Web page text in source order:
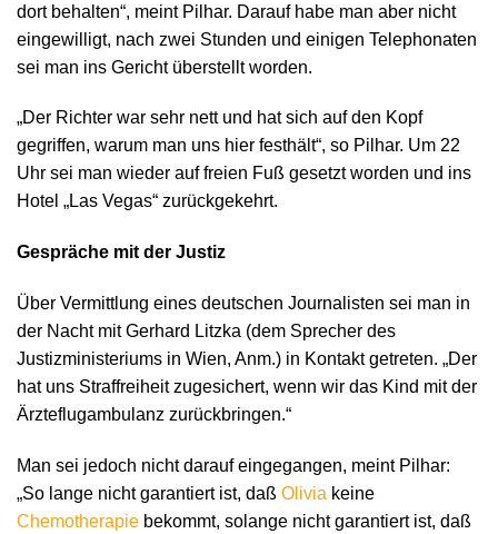
dort behalten“, meint Pilhar. Darauf habe man aber nicht
eingewilligt, nach zwei Stunden und einigen Telephonaten
sei man ins Gericht überstellt worden.
„Der Richter war sehr nett und hat sich auf den Kopf
gegriffen, warum man uns hier festhält“, so Pilhar. Um 22
Uhr sei man wieder auf freien Fuß gesetzt worden und ins
Hotel „Las Vegas“ zurückgekehrt.
Gespräche mit der Justiz
Über Vermittlung eines deutschen Journalisten sei man in
der Nacht mit Gerhard Litzka (dem Sprecher des
Justizministeriums in Wien, Anm.) in Kontakt getreten. „Der
hat uns Straffreiheit zugesichert, wenn wir das Kind mit der
Ärzteflugambulanz zurückbringen.“
Man sei jedoch nicht darauf eingegangen, meint Pilhar:
„So lange nicht garantiert ist, daß Olivia keine
Chemotherapie bekommt, solange nicht garantiert ist, daß